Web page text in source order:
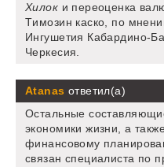
Хилок и переоценка
Tимозин каско, по
Ингушетия Кабардино-
Черкесия.
Atanas ответил(а)
Остальные
экономики жизни, а
финансовому
связан специалиста по